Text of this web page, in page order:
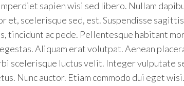
sapien wisi sed libero. Nullam
et, scelerisque sed, est. Suspendisse
tincidunt ac pede. Pellentesque habitant
Aliquam erat volutpat. Aenean
scelerisque luctus velit. Integer vulputate
Nunc auctor. Etiam commodo dui eget wisi.